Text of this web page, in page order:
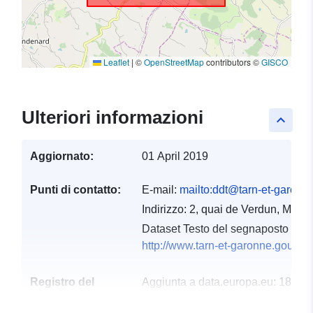
Leaflet | ©OpenStreetMapcontributors ©GISCO
keyboard_arrow_up
Ulteriori informazioni
Aggiornato: 01 April 2019
Punti di contatto: E-mail: mailto:ddt@tarn-et-
Indirizzo: 2, quai de Verdun,
Dataset Testo del segnaposto
http://www.tarn-et-garonne.gouv.fr/
Registro del
Aggiunta a data.europa.eu: 18